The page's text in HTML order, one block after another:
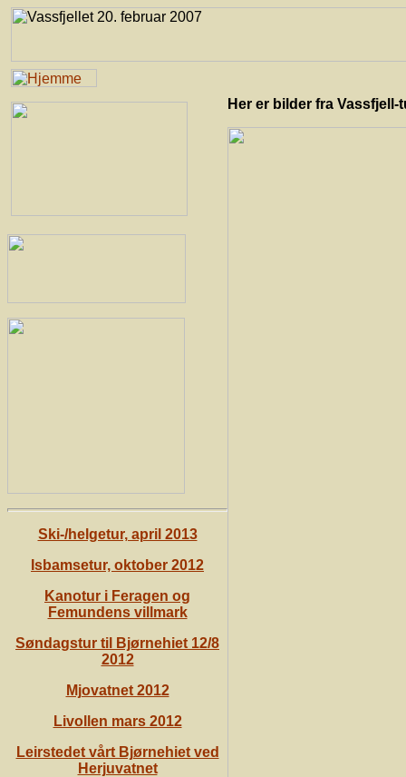
Ski-/helgetur, april 2013
Isbamsetur, oktober 2012
Kanotur i Feragen og
Femundens villmark
Søndagstur til Bjørnehiet 12/8
2012
Mjovatnet 2012
Livollen mars 2012
Leirstedet vårt Bjørnehiet ved
Herjuvatnet
Her er bilder fra